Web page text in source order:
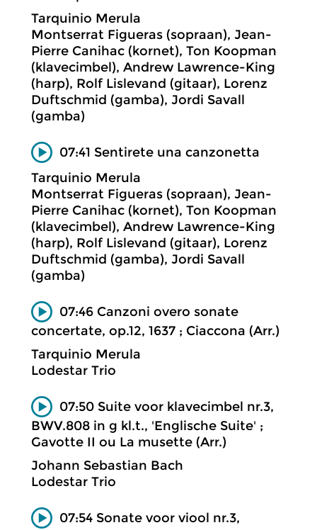
Tarquinio Merula
Montserrat Figueras (sopraan), Jean-
Pierre Canihac (kornet), Ton Koopman
(klavecimbel), Andrew Lawrence-King
(harp), Rolf Lislevand (gitaar), Lorenz
Duftschmid (gamba), Jordi Savall
(gamba)
07:41 Sentirete una canzonetta
Tarquinio Merula
Montserrat Figueras (sopraan), Jean-
Pierre Canihac (kornet), Ton Koopman
(klavecimbel), Andrew Lawrence-King
(harp), Rolf Lislevand (gitaar), Lorenz
Duftschmid (gamba), Jordi Savall
(gamba)
07:46 Canzoni overo sonate
concertate, op.12, 1637 ; Ciaccona (Arr.)
Tarquinio Merula
Lodestar Trio
07:50 Suite voor klavecimbel nr.3,
BWV.808 in g kl.t., 'Englische Suite' ;
Gavotte II ou La musette (Arr.)
Johann Sebastian Bach
Lodestar Trio
07:54 Sonate voor viool nr.3,